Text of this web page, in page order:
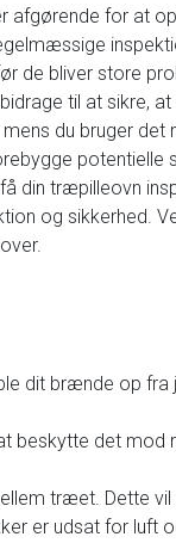
afgørende for at
de bliver store
til at sikre,
du bruger
potentielle
din træpilleovn
og sikkerhed.
dit brænde op
det mod
træet. Dette
er udsat for luft